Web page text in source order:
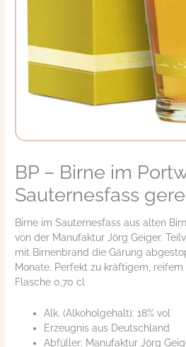
BP – Birne im
Sauternesfass
Birne im Sauternesfass aus alten
von der Manufaktur Jörg Geiger.
mit Birnenbrand die Gärung
Monate. Perfekt zu kräftigem, reifem
Flasche 0,70 cl
Alk. (Alkoholgehalt): 18% vol
Erzeugnis aus Deutschland
Abfüller: Manufaktur Jörg